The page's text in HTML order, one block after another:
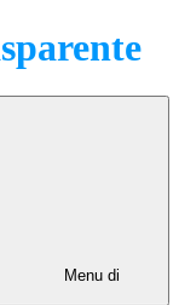
Menu di